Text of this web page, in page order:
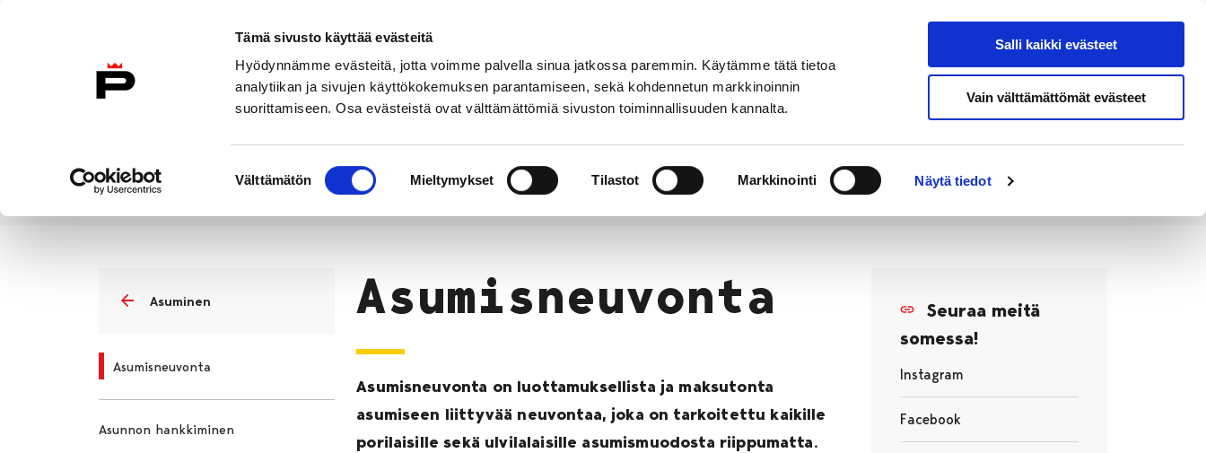
Tämä sivusto käyttää evästeitä
Hyödynnämme evästeitä, jotta voimme palvella sinua jatkossa paremmin. Käytämme tätä tietoa
analytiikan ja sivujen käyttökokemuksen parantamiseen, sekä kohdennetun markkinoinnin
suorittamiseen. Osa evästeistä ovat välttämättömiä sivuston toiminnallisuuden kannalta.
valinta
Välttämätön Mieltymykset Tilastot Markkinointi Näytä tiedot
Salli kaikki evästeet
Vain välttämättömät evästeet
Etusivulle
Hae sivustolta
Etusivu
Asuminen
Asumisneuvonta
Asunnon hankkiminen
Asumisneuvonta
Asumisneuvonta on luottamuksellista ja maksutonta
asumiseen liittyvää neuvontaa, joka on tarkoitettu kaikille
porilaisille sekä ulvilalaisille asumismuodosta riippumatta.
Seuraa meitä
somessa!
Instagram
Avautuu uudessa välilehdessä
Facebook
Avautuu uudessa välilehdessä